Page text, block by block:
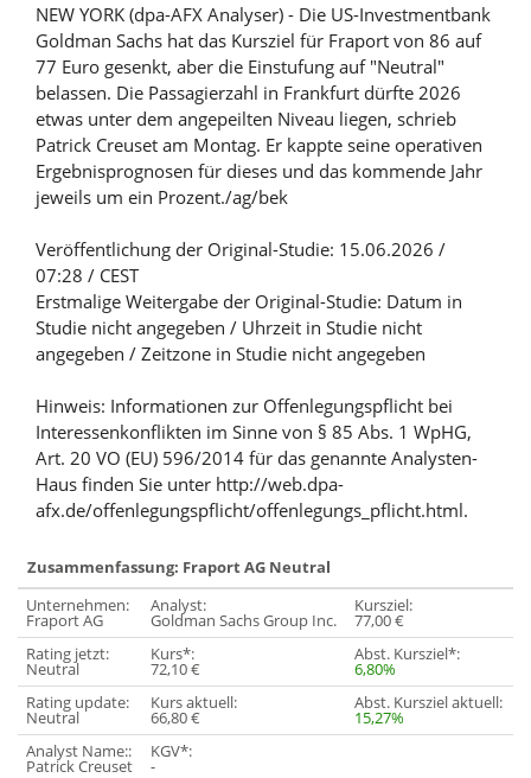
NEW YORK (dpa-AFX Analyser) - Die US-Investmentbank
Goldman Sachs hat das Kursziel für Fraport von 86 auf
77 Euro gesenkt, aber die Einstufung auf "Neutral"
belassen. Die Passagierzahl in Frankfurt dürfte 2026
etwas unter dem angepeilten Niveau liegen, schrieb
Patrick Creuset am Montag. Er kappte seine operativen
Ergebnisprognosen für dieses und das kommende Jahr
jeweils um ein Prozent./ag/bek
Veröffentlichung der Original-Studie: 15.06.2026 /
07:28 / CEST
Erstmalige Weitergabe der Original-Studie: Datum in
Studie nicht angegeben / Uhrzeit in Studie nicht
angegeben / Zeitzone in Studie nicht angegeben
Hinweis: Informationen zur Offenlegungspflicht bei
Interessenkonflikten im Sinne von § 85 Abs. 1 WpHG,
Art. 20 VO (EU) 596/2014 für das genannte Analysten-
Haus finden Sie unter http://web.dpa-
afx.de/offenlegungspflicht/offenlegungs_pflicht.html.
Zusammenfassung: Fraport AG Neutral
Unternehmen:
Fraport AG
Analyst:
Goldman Sachs Group Inc.
Kursziel:
77,00 €
Rating jetzt:
Neutral
Kurs*:
72,10 €
Abst. Kursziel*:
6,80%
Rating update:
Neutral
Kurs aktuell:
66,80 €
Abst. Kursziel aktuell:
15,27%
Analyst Name::
Patrick Creuset
KGV*:
-